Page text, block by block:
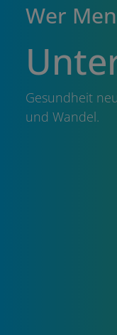
Wer
Gesundheit
und Wandel.